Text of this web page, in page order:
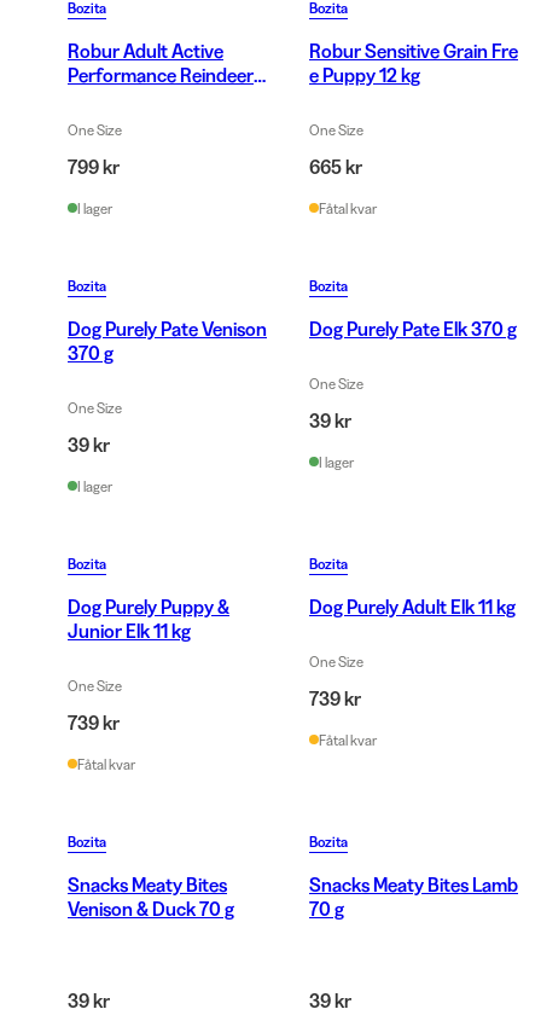
Bozita
Robur Adult Active
Performance Reindeer
One Size
799 kr
I lager
Bozita
Robur Sensitive Grain Fre
e Puppy 12 kg
One Size
665 kr
Fåtal kvar
Bozita
Dog Purely Pate Venison
370 g
One Size
39 kr
I lager
Bozita
Dog Purely Pate Elk 370 g
One Size
39 kr
I lager
Bozita
Dog Purely Puppy &
Junior Elk 11 kg
One Size
739 kr
Fåtal kvar
Bozita
Dog Purely Adult Elk 11 kg
One Size
739 kr
Fåtal kvar
Bozita
Snacks Meaty Bites
Venison & Duck 70 g
39 kr
Bozita
Snacks Meaty Bites Lamb
70 g
39 kr